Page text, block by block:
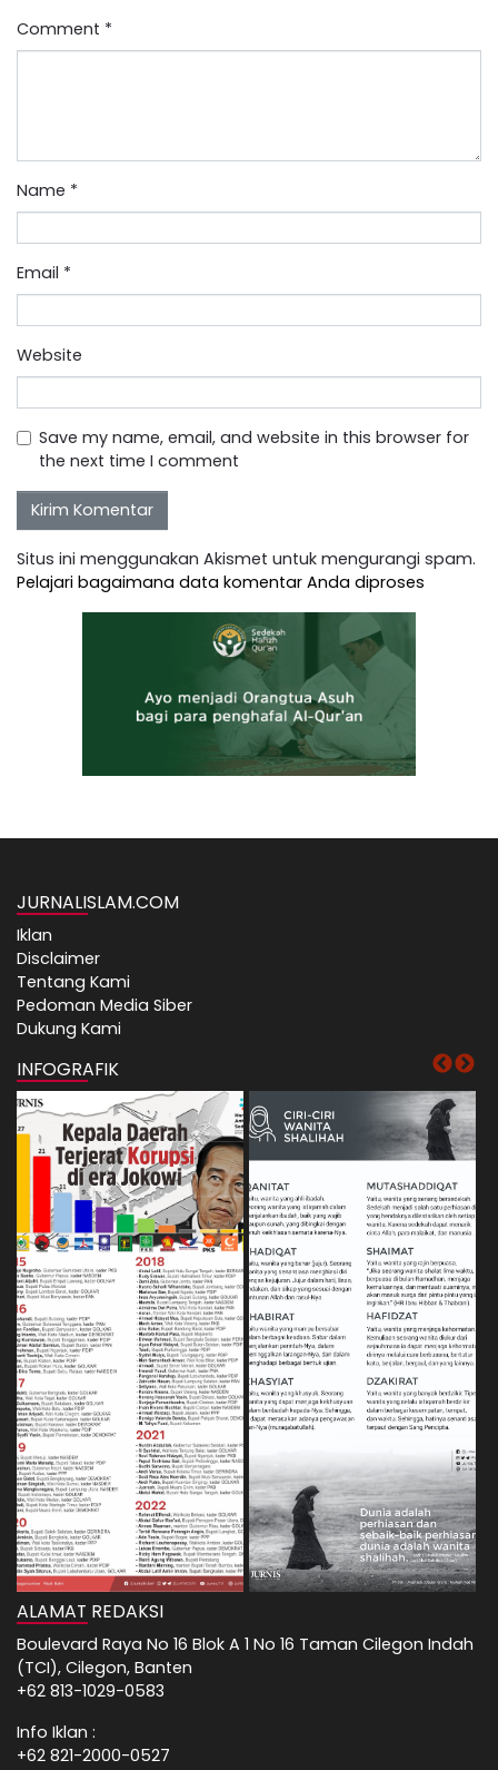
Comment *
Name *
Email *
Website
Save my name, email, and website in this browser for
the next time I comment
Situs ini menggunakan Akismet untuk mengurangi spam.
Pelajari bagaimana data komentar Anda diproses
JURNALISLAM.COM
Iklan
Disclaimer
Tentang Kami
Pedoman Media Siber
Dukung Kami
INFOGRAFIK
ALAMAT REDAKSI
Boulevard Raya No 16 Blok A 1 No 16 Taman Cilegon Indah
(TCI), Cilegon, Banten
+62 813-1029-0583
Info Iklan :
+62 821-2000-0527